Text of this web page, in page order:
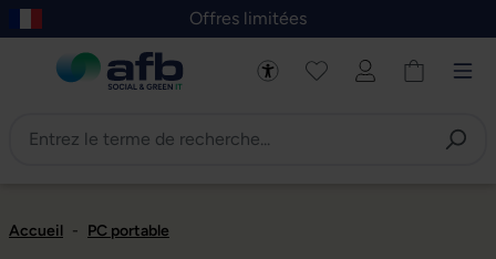
au contenu principal
Skip to B2B platform navigation
Offres limitées
Accueil - PC portable